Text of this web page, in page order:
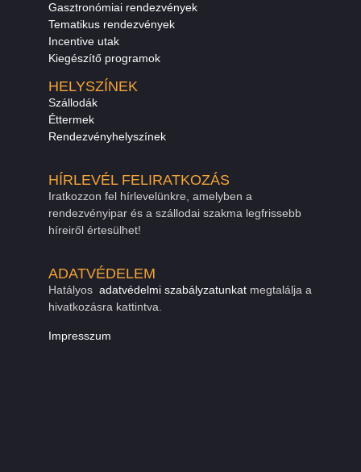
Gasztronómiai rendezvények
Tematikus rendezvények
Incentive utak
Kiegészítő programok
HELYSZÍNEK
Szállodák
Éttermek
Rendezvényhelyszínek
HÍRLEVÉL FELIRATKOZÁS
Iratkozzon fel hírlevelünkre, amelyben a
rendezvényipar és a szállodai szakma legfrissebb
híreiről értesülhet!
ADATVÉDELEM
Hatályos adatvédelmi szabályzatunkat megtalálja a
hivatkozásra kattintva.
Impresszum